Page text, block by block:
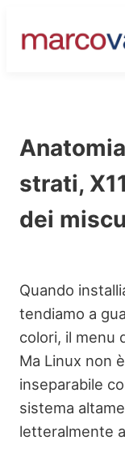
strati,
dei
Quando
tendiamo a
colori, il menu
Ma Linux non
inseparabile
sistema
letteralmente